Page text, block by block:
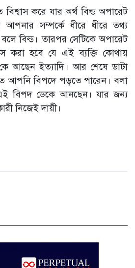
করে যার অর্থ বিল্ড অপারেট
আপনার সম্পর্কে ধীরে ধীরে তথ্য
বিল্ড। তারপর সেটিকে অপারেট
করা হবে যে এই ব্যক্তি কোথায়
আছেন ইত্যাদি। আর শেষে ডাটা
আপনি বিপদে পড়তে পারেন। বলা
বিপদ ডেকে আনছেন। যার জন্য
নিজেই দায়ী।